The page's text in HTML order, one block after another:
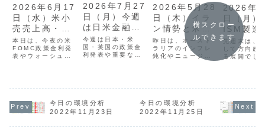
2026年6月17
日（水）米小
売売上高・
FOMCに注
目！
本日は、今夜の米
FOMC政策金利発
表やウォーシュ新
したが、材料出尽
くしから円安が強
下げ観測が再燃し
2026年7月27
日（月）今週
は日米金融政
策に警戒！
今週は日本・米
国・英国の政策金
利発表や重要な経
の期待からドル買
いが一服し、
USDJPYは164円
2026年5月28
日（木）イラ
ン情勢と米経
済指標に注
目！
昨日は、オースト
ラリアのインフレ
鈍化やニュージー
ドル安の局面があ
ったものの、円安
の進行により介入
への警戒感が高ま
2026年
日（月）
ISM製造
気指数に
目！
先週末は、
して方向感
る展開でし
利上げ観測
NZDとEUR
JPYとUSD
横スクロー
ルできます
今日の環境分析
2022年11月23日
今日の環境分析
2022年11月25日